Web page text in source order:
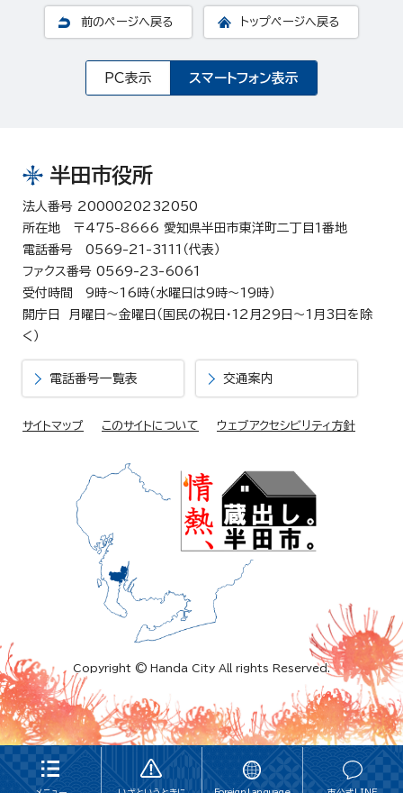
前のページへ戻る トップページへ戻る
PC表示 スマートフォン表示
半田市役所
法人番号 2000020232050
所在地 〒475-8666 愛知県半田市東洋町二丁目1番地
電話番号 0569-21-3111（代表）
ファクス番号 0569-23-6061
受付時間 9時～16時（水曜日は9時～19時）
開庁日 月曜日～金曜日（国民の祝日・12月29日～1月3日を除
く）
電話番号一覧表 交通案内
サイトマップ このサイトについて ウェブアクセシビリティ方針
Copyright © Handa City All rights Reserved.